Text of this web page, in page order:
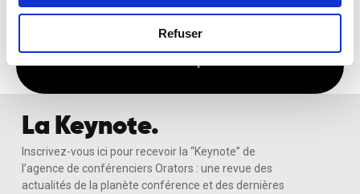
Refuser
Recevoir Ma Sélection Sur-Mesure
La Keynote.
Inscrivez-vous ici pour recevoir la “Keynote” de
l’agence de conférenciers Orators : une revue des
actualités de la planète conférence et des dernières